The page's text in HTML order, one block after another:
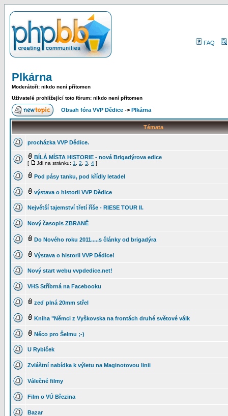
FAQ
Plkárna
Moderátoři: nikdo není přítomen
Uživatelé prohlížející toto fórum: nikdo není přítomen
Obsah fóra VVP Dědice -> Plkárna
Témata
procházka VVP Dědice.
BÍLÁ MÍSTA HISTORIE - nová Brigadýrova edice
[ Jdi na stránku: 1 2 3 4 ]
Pod pásy tanku, pod křídly letadel
výstava o historii VVP Dědice
Největší tajemství třetí říše - RIESE TOUR II.
Nový časopis ZBRANĚ
Do Nového roku 2011.....s články od brigadýra
Výstava o historii VVP Dědice!
Nový start webu vvpdedice.net!
VHS Stříbrná na Facebooku
zeď plná 20mm střel
Kniha "Němci z Vyškovska na frontách druhé světové válk
Něco pro Šelmu ;-)
U Rybiček
Zvláštní nabídka k výletu na Maginotovou linii
Válečné filmy
Film o VÚ Březina
Bazar